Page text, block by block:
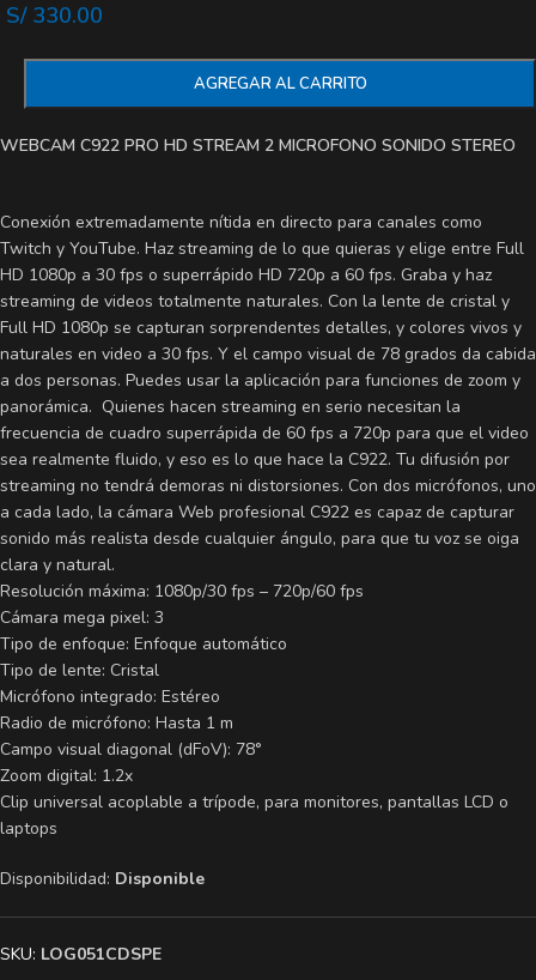
S/330.00
AGREGAR AL CARRITO
WEBCAM C922 PRO HD STREAM 2 MICROFONO SONIDO STEREO
Conexión extremadamente nítida en directo para canales como
Twitch y YouTube. Haz streaming de lo que quieras y elige entre Full
HD 1080p a 30 fps o superrápido HD 720p a 60 fps. Graba y haz
streaming de videos totalmente naturales. Con la lente de cristal y
Full HD 1080p se capturan sorprendentes detalles, y colores vivos y
naturales en video a 30 fps. Y el campo visual de 78 grados da cabida
a dos personas. Puedes usar la aplicación para funciones de zoom y
panorámica. Quienes hacen streaming en serio necesitan la
frecuencia de cuadro superrápida de 60 fps a 720p para que el video
sea realmente fluido, y eso es lo que hace la C922. Tu difusión por
streaming no tendrá demoras ni distorsiones. Con dos micrófonos, uno
a cada lado, la cámara Web profesional C922 es capaz de capturar
sonido más realista desde cualquier ángulo, para que tu voz se oiga
clara y natural.
Resolución máxima: 1080p/30 fps – 720p/60 fps
Cámara mega pixel: 3
Tipo de enfoque: Enfoque automático
Tipo de lente: Cristal
Micrófono integrado: Estéreo
Radio de micrófono: Hasta 1 m
Campo visual diagonal (dFoV): 78°
Zoom digital: 1.2x
Clip universal acoplable a trípode, para monitores, pantallas LCD o
laptops
Disponibilidad: Disponible
SKU: LOG051CDSPE